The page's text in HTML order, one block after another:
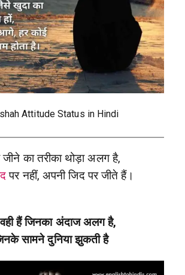
Attitude Status in Hindi
जीने का तरीका थोड़ा अलग है,
पर नहीं, अपनी जिद पर जीते हैं।
हैं जिनका अंदाज अलग है,
सामने दुनिया झुकती है